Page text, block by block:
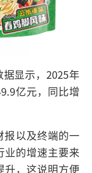
显示，2025年
亿元，同比增
报以及终端的一
业的增速主要来
升，这说明方便